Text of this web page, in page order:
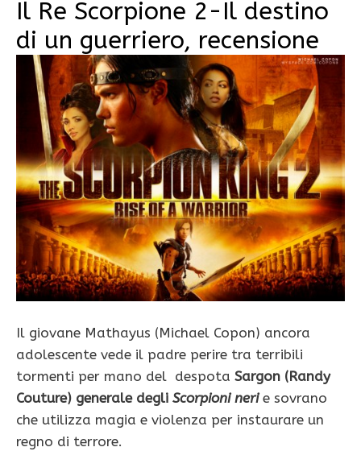
Il Re Scorpione 2-Il destino
di un guerriero, recensione
Il giovane Mathayus (Michael Copon) ancora
adolescente vede il padre perire tra terribili
tormenti per mano del despota Sargon (Randy
Couture) generale degli Scorpioni neri e sovrano
che utilizza magia e violenza per instaurare un
regno di terrore.